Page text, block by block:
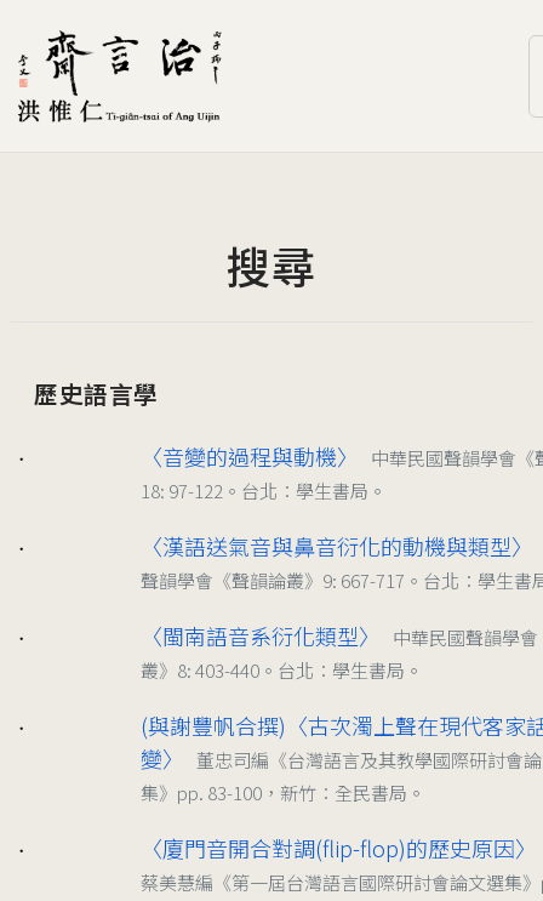
搜尋
歷史語言學
〈音變的過程與動機〉
中華民國聲韻學會《
18: 97-122。台北：學生書局。
〈漢語送氣音與鼻音衍化的動機與類型〉
聲韻學會《聲韻論叢》9: 667-717。台北：學生書
〈閩南語音系衍化類型〉
中華民國聲韻學
叢》8: 403-440。台北：學生書局。
(與謝豐帆合撰)〈古次濁上聲在現代客家
變〉
董忠司編《台灣語言及其教學國際研討會
集》pp. 83-100，新竹：全民書局。
〈廈門音開合對調(flip-flop)的歷史原因〉
蔡美慧編《第一屆台灣語言國際研討會論文選集